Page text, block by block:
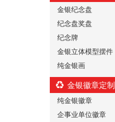
金银纪念盘
纪念盘奖盘
纪念牌
金银立体模型摆件
纯金银画
金银徽章定制
纯金银徽章
企事业单位徽章